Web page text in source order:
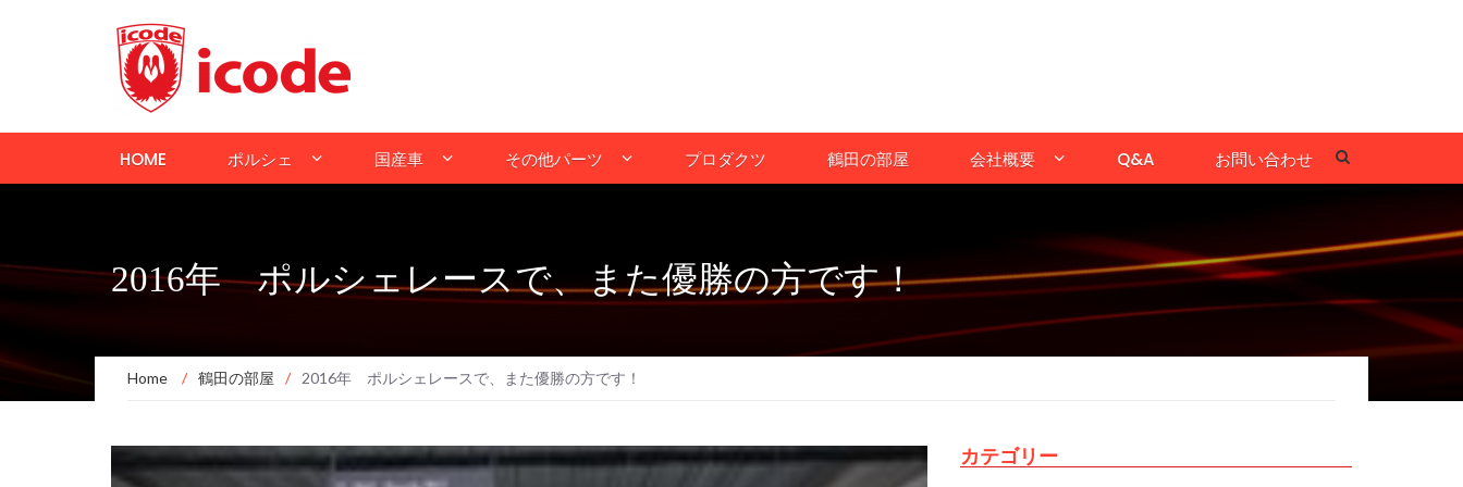
HOME ポルシェ 国産車 その他パーツ プロダクツ 鶴田の部屋 会社概要 Q&A お問い合わせ
2016年 ポルシェレースで、また優勝の方です！
Home / 鶴田の部屋 / 2016年 ポルシェレースで、また優勝の方です！
カテゴリー